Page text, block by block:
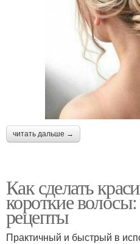
читать дальше →
Как сделать
короткие
рецепты
Практичный и быстрый в